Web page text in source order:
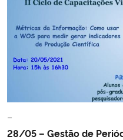
–
28/05 – Gestão de